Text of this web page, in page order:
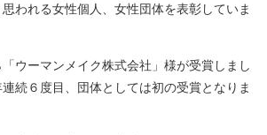
われる女性個人、女性団体を表彰していま
ウーマンメイク株式会社」様が受賞しまし
続６度目、団体としては初の受賞となりま